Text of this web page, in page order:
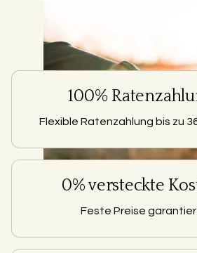
100%
Flexible Ratenzahlung bis zu
0% versteckte
Feste Preise